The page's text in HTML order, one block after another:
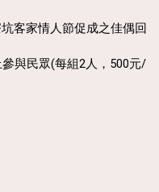
客家情人節促成之佳偶回
與民眾(每組2人，500元/